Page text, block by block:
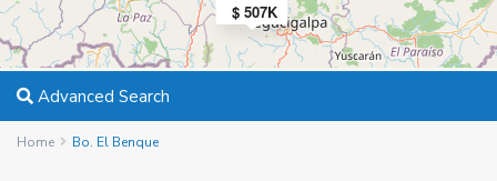
$ 507K
Advanced Search
Home Bo. El Benque